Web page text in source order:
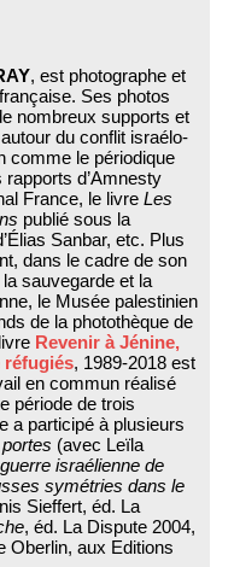
, est photographe et
Ses photos
nombreux supports et
du conflit israélo-
comme le périodique
rapports d’Amnesty
France, le livre Les
publié sous la
Sanbar, etc. Plus
dans le cadre de son
sauvegarde et la
le Musée palestinien
de la photothèque de
Revenir à Jénine,
réfugiés, 1989-2018 est
en commun réalisé
période de trois
a participé à plusieurs
(avec Leïla
israélienne de
symétries dans le
Sieffert, éd. La
, éd. La Dispute 2004,
Oberlin, aux Editions